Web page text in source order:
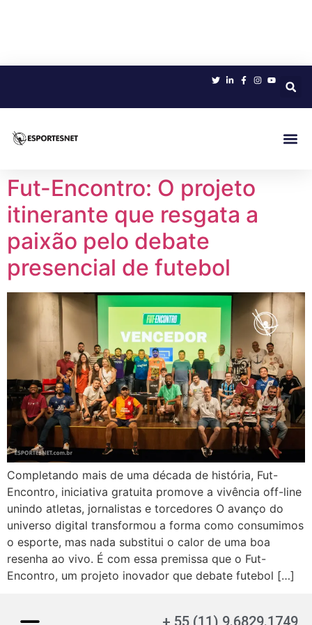
Fut-Encontro: O projeto
itinerante que resgata a
paixão pelo debate
presencial de futebol
Completando mais de uma década de história, Fut-
Encontro, iniciativa gratuita promove a vivência off-line
unindo atletas, jornalistas e torcedores O avanço do
universo digital transformou a forma como consumimos
o esporte, mas nada substitui o calor de uma boa
resenha ao vivo. É com essa premissa que o Fut-
Encontro, um projeto inovador que debate futebol […]
+ 55 (11) 9.6829.1749